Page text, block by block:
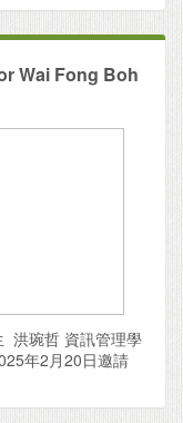
2026-
2026-
Wai Fong Boh
洪琬哲 資訊管理學
年2月20日邀請